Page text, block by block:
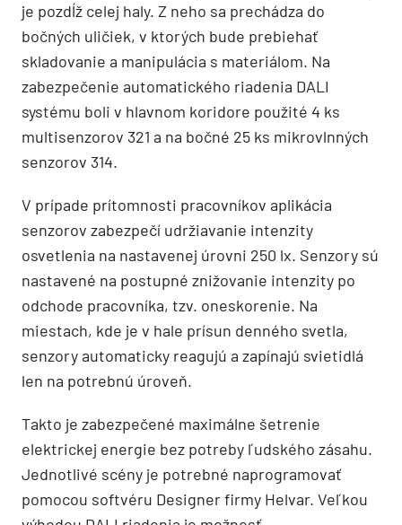
je pozdĺž celej haly. Z neho sa prechádza do
bočných uličiek, v ktorých bude prebiehať
skladovanie a manipulácia s materiálom. Na
zabezpečenie automatického riadenia DALI
systému boli v hlavnom koridore použité 4 ks
multisenzorov 321 a na bočné 25 ks mikrovlnných
senzorov 314.
V prípade prítomnosti pracovníkov aplikácia
senzorov zabezpečí udržiavanie intenzity
osvetlenia na nastavenej úrovni 250 lx. Senzory sú
nastavené na postupné znižovanie intenzity po
odchode pracovníka, tzv. oneskorenie. Na
miestach, kde je v hale prísun denného svetla,
senzory automaticky reagujú a zapínajú svietidlá
len na potrebnú úroveň.
Takto je zabezpečené maximálne šetrenie
elektrickej energie bez potreby ľudského zásahu.
Jednotlivé scény je potrebné naprogramovať
pomocou softvéru Designer firmy Helvar. Veľkou